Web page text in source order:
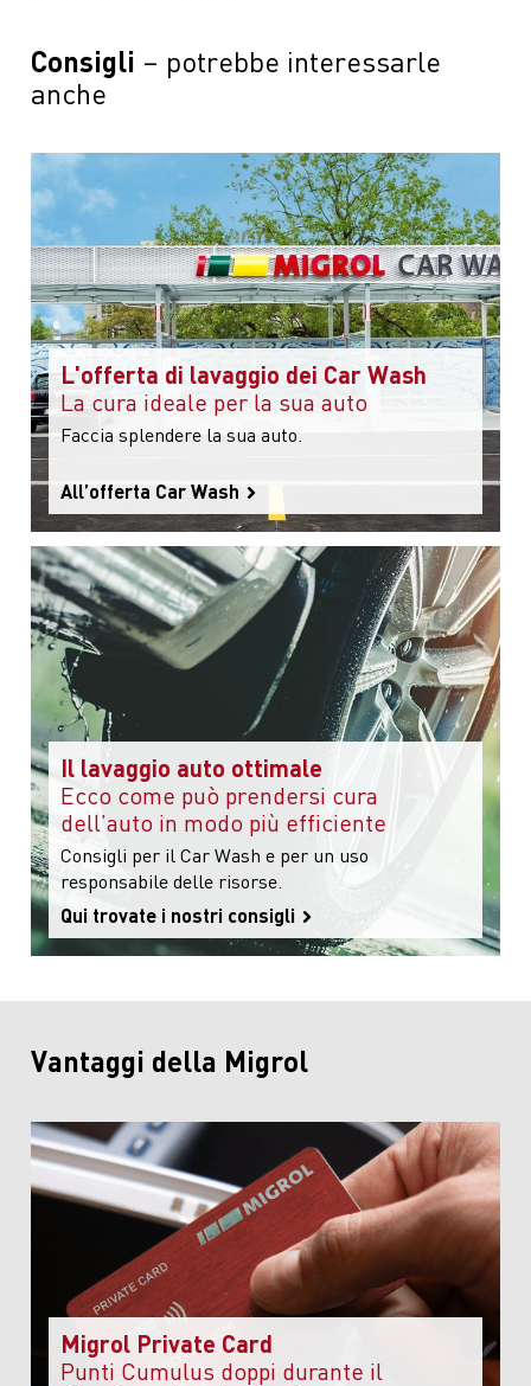
Consigli potrebbe interessarle
anche
L'offerta di lavaggio dei Car Wash
La cura ideale per la sua auto
Faccia splendere la sua auto.
All’offerta Car Wash
Il lavaggio auto ottimale
Ecco come può prendersi cura
dell’auto in modo più efficiente
Consigli per il Car Wash e per un uso
responsabile delle risorse.
Qui trovate i nostri consigli
Vantaggi della Migrol
Migrol Private Card
Punti Cumulus doppi durante il